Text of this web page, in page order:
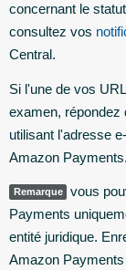
concernant le
consultez vos
Central.
Si l'une de vos
examen, répondez
utilisant l'adresse
Amazon Payments.
Remarque
vous
Payments
entité juridique.
Amazon